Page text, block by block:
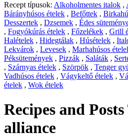
Recept típusok: Alkoholmentes italok ,
Bárányhúsos ételek , Befőttek ,
Desszertek , Dzsemek , Édes
, Fogyókúrás ételek , Főzelékek , Grill
Halételek , Hidegtálak , Húsételek ,
Lekvárok , Levesek , Marhahúsos
Péksütemények , Pizzák , Saláták ,
, Szárnyas ételek , Szörpök , Tenger
Vadhúsos ételek , Vágykeltő ételek ,
ételek , Wok ételek
Recipes and Posts
alliance